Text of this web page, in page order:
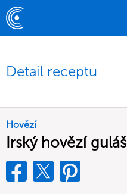
Detail receptu
Hovězí
Irský hovězí guláš